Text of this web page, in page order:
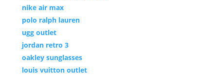
nike air max
polo ralph lauren
ugg outlet
jordan retro 3
oakley sunglasses
louis vuitton outlet